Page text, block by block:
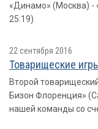
«Динамо» (Москва) -
25:19)
22 сентября 2016
Товарищеские
Второй
Бизон Флоренция»
нашей команды со